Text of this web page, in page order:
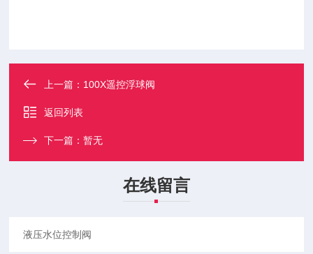
上一篇： 100X遥控浮球阀
返回列表
下一篇：暂无
在线留言